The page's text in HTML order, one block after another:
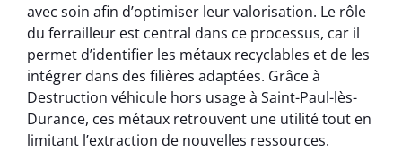
avec soin afin d’optimiser leur valorisation. Le rôle
du ferrailleur est central dans ce processus, car il
permet d’identifier les métaux recyclables et de les
intégrer dans des filières adaptées. Grâce à
Destruction véhicule hors usage à Saint-Paul-lès-
Durance, ces métaux retrouvent une utilité tout en
limitant l’extraction de nouvelles ressources.